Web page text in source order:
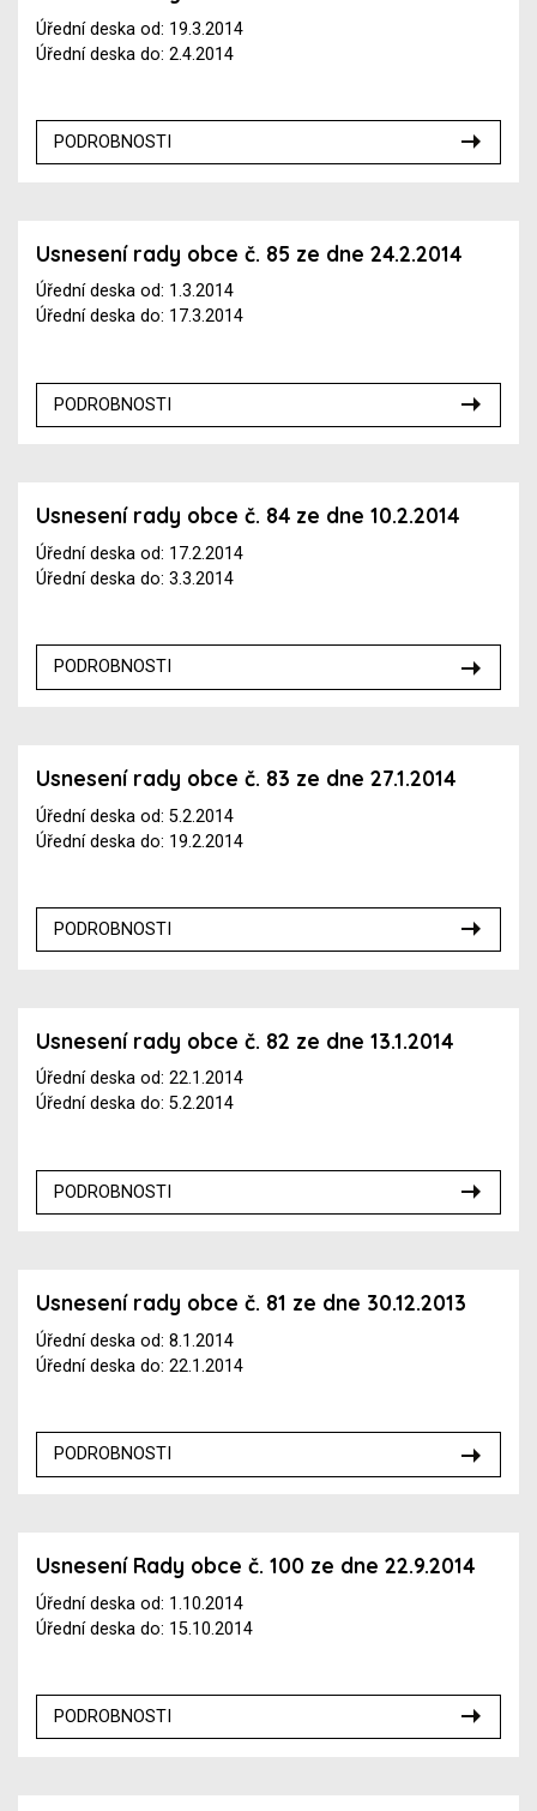
Úřední deska od: 19.3.2014
Úřední deska do: 2.4.2014
PODROBNOSTI
Usnesení rady obce č. 85 ze dne 24.2.2014
Úřední deska od: 1.3.2014
Úřední deska do: 17.3.2014
PODROBNOSTI
Usnesení rady obce č. 84 ze dne 10.2.2014
Úřední deska od: 17.2.2014
Úřední deska do: 3.3.2014
PODROBNOSTI
Usnesení rady obce č. 83 ze dne 27.1.2014
Úřední deska od: 5.2.2014
Úřední deska do: 19.2.2014
PODROBNOSTI
Usnesení rady obce č. 82 ze dne 13.1.2014
Úřední deska od: 22.1.2014
Úřední deska do: 5.2.2014
PODROBNOSTI
Usnesení rady obce č. 81 ze dne 30.12.2013
Úřední deska od: 8.1.2014
Úřední deska do: 22.1.2014
PODROBNOSTI
Usnesení Rady obce č. 100 ze dne 22.9.2014
Úřední deska od: 1.10.2014
Úřední deska do: 15.10.2014
PODROBNOSTI